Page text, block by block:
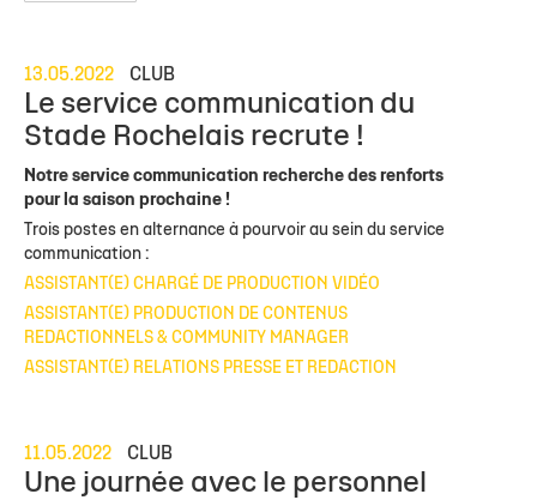
13.05.2022 CLUB
Le service communication du
Stade Rochelais recrute !
Notre service communication recherche des renforts
pour la saison prochaine !
Trois postes en alternance à pourvoir au sein du service
communication :
ASSISTANT(E) CHARGÉ DE PRODUCTION VIDÉO
ASSISTANT(E) PRODUCTION DE CONTENUS
REDACTIONNELS & COMMUNITY MANAGER
ASSISTANT(E) RELATIONS PRESSE ET REDACTION
11.05.2022 CLUB
Une journée avec le personnel